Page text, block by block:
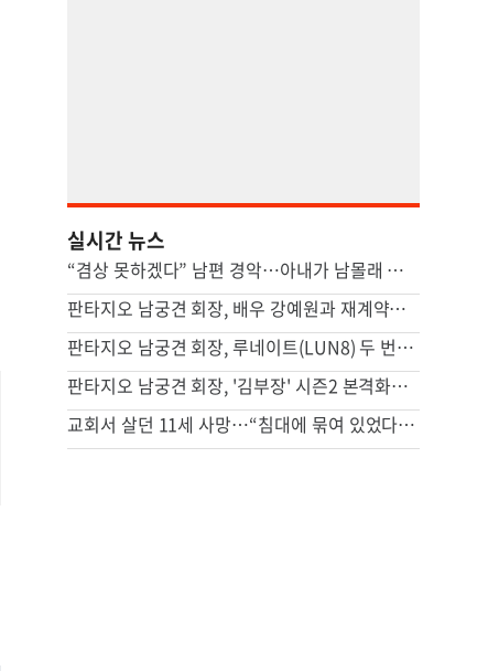
실시간 뉴스
“겸상 못하겠다” 남편 경악…아내가 남몰래 즐긴 ‘충격적 간식’ [이혼의 세계]
판타지오 남궁견 회장, 배우 강예원과 재계약…새 프로필 공개하며 활동 재개
판타지오 남궁견 회장, 루네이트(LUN8) 두 번째 유럽투어 지원…글로벌 활동 확대
판타지오 남궁견 회장, '김부장' 시즌2 본격화… "흥행 신드롬 잇는다"
교회서 살던 11세 사망…“침대에 묶여 있었다” 충격 진술